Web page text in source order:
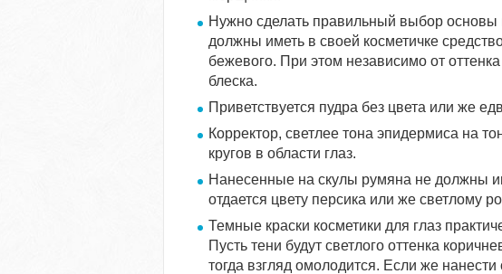
Нужно сделать правильный выбор
должны иметь в своей косметичке
бежевого. При этом независимо от
блеска.
Приветствуется пудра без цвета или же
Корректор, светлее тона эпидермиса на
кругов в области глаз.
Нанесенные на скулы румяна не должны
отдается цвету персика или же светлому
Темные краски косметики для глаз
Пусть тени будут светлого оттенка
тогда взгляд омолодится. Если же